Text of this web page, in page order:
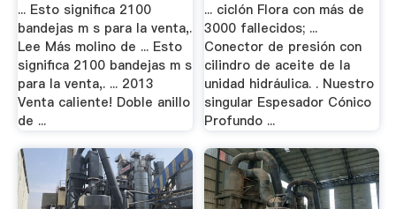
... Esto significa 2100
bandejas m s para la venta,.
Lee Más molino de ... Esto
significa 2100 bandejas m s
para la venta,. ... 2013
Venta caliente! Doble anillo
de ...
... ciclón Flora con más de
3000 fallecidos; ...
Conector de presión con
cilindro de aceite de la
unidad hidráulica. . Nuestro
singular Espesador Cónico
Profundo ...